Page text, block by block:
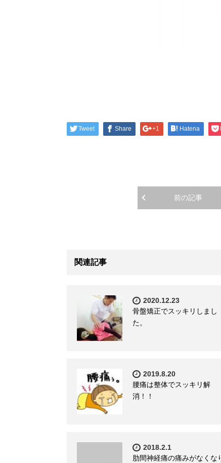
Tweet Share +1 Hatena
前の記事
関連記事
2020.12.23
骨盤矯正でスッキリしまし
た。
2019.8.20
腰痛は整体でスッキリ解
消！！
2018.2.1
肋間神経痛の痛みがなくな